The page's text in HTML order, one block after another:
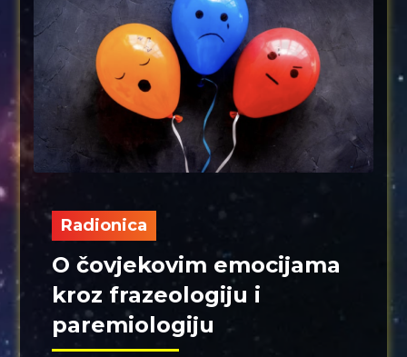
Radionica
O čovjekovim emocijama
kroz frazeologiju i
paremiologiju